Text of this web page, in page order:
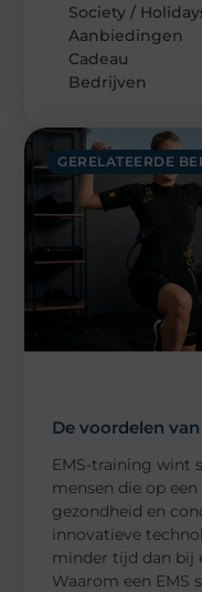
GERELATEERDE
De voordelen
EMS-training wint
mensen die op
gezondheid en
innovatieve
minder tijd dan bij
Waarom een EMS
Society /
Aanbiedingen
Cadeau
Bedrijven